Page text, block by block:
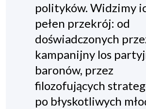
polityków. Widzimy
pełen przekrój: od
doświadczonych
kampanijny los
baronów, przez
filozofujących
po błyskotliwych